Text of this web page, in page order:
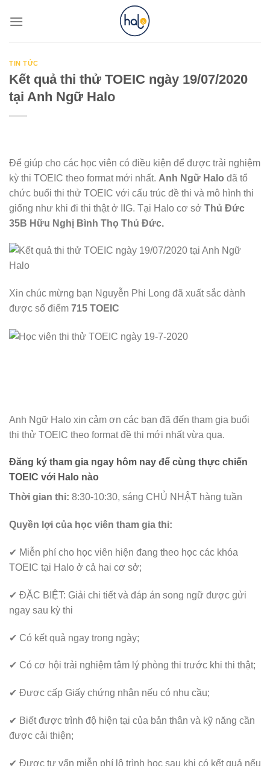
TIN TỨC
Kết quả thi thử TOEIC ngày 19/07/2020
tại Anh Ngữ Halo
Để giúp cho các học viên có điều kiện để được trải nghiệm
kỳ thi TOEIC theo format mới nhất. Anh Ngữ Halo đã tổ
chức buổi thi thử TOEIC với cấu trúc đề thi và mô hình thi
giống như khi đi thi thật ở IIG. Tại Halo cơ sở Thủ Đức
35B Hữu Nghị Bình Thọ Thủ Đức.
Xin chúc mừng bạn Nguyễn Phi Long đã xuất sắc dành
được số điểm 715 TOEIC
Anh Ngữ Halo xin cảm ơn các bạn đã đến tham gia buổi
thi thử TOEIC theo format đề thi mới nhất vừa qua.
Đăng ký tham gia ngay hôm nay để cùng thực chiến
TOEIC với Halo nào
Thời gian thi: 8:30-10:30, sáng CHỦ NHẬT hàng tuần
Quyền lợi của học viên tham gia thi:
✔ Miễn phí cho học viên hiện đang theo học các khóa
TOEIC tại Halo ở cả hai cơ sở;
✔ ĐẶC BIỆT: Giải chi tiết và đáp án song ngữ được gửi
ngay sau kỳ thi
✔ Có kết quả ngay trong ngày;
✔ Có cơ hội trải nghiệm tâm lý phòng thi trước khi thi thật;
✔ Được cấp Giấy chứng nhận nếu có nhu cầu;
✔ Biết được trình độ hiện tại của bản thân và kỹ năng cần
được cải thiện;
✔ Được tư vấn miễn phí lộ trình học sau khi có kết quả nếu